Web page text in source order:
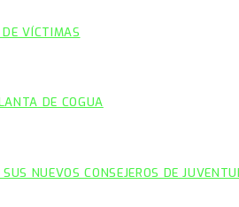
VÍCTIMAS
DE COGUA
NUEVOS CONSEJEROS DE